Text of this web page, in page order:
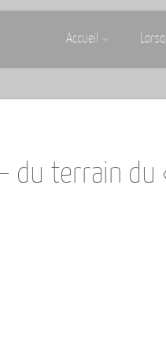
Accueil
terrain du